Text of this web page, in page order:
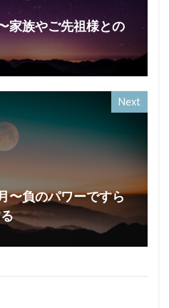
家族やご先祖様との
Next
〜負のパワーですら